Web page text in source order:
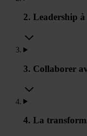
2. Leadership
3. Collaborer
4. La